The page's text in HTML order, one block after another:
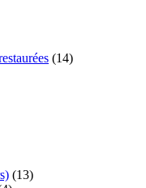
(14)
(13)